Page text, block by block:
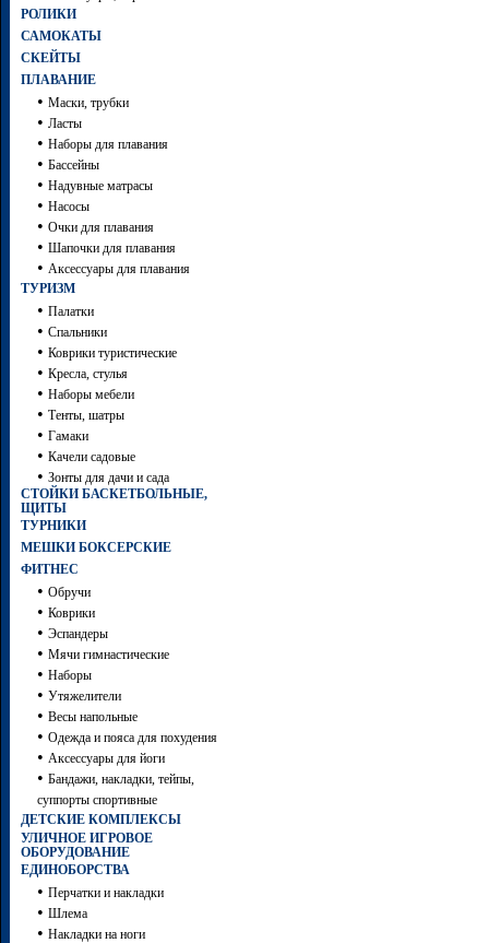
РОЛИКИ
САМОКАТЫ
СКЕЙТЫ
ПЛАВАНИЕ
• Маски, трубки
• Ласты
• Наборы для плавания
• Бассейны
• Надувные матрасы
• Насосы
• Очки для плавания
• Шапочки для плавания
• Аксессуары для плавания
ТУРИЗМ
• Палатки
• Спальники
• Коврики туристические
• Кресла, стулья
• Наборы мебели
• Тенты, шатры
• Гамаки
• Качели садовые
• Зонты для дачи и сада
СТОЙКИ БАСКЕТБОЛЬНЫЕ,
ЩИТЫ
ТУРНИКИ
МЕШКИ БОКСЕРСКИЕ
ФИТНЕС
• Обручи
• Коврики
• Эспандеры
• Мячи гимнастические
• Наборы
• Утяжелители
• Весы напольные
• Одежда и пояса для похудения
• Аксессуары для йоги
• Бандажи, накладки, тейпы,
суппорты спортивные
ДЕТСКИЕ КОМПЛЕКСЫ
УЛИЧНОЕ ИГРОВОЕ
ОБОРУДОВАНИЕ
ЕДИНОБОРСТВА
• Перчатки и накладки
• Шлема
• Накладки на ноги